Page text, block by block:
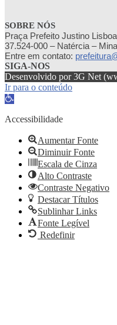
SOBRE NÓS
Praça Prefeito Justino
37.524-000 – Natércia –
Entre em contato:
SIGA-NOS
Desenvolvido por 3G Net
Ir para o conteúdo
Abrir
barra
ferramentas
Accessibilidade
Aumentar Fonte
Diminuir Fonte
Escala de Cinza
Alto Contraste
Contraste Negativo
Destacar Títulos
Sublinhar Links
Fonte Legível
Redefinir